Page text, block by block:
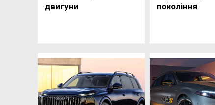
двигуни
покоління